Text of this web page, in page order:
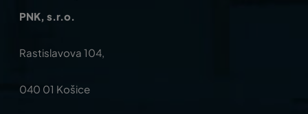
PNK, s.r.o.
Rastislavova 104,
040 01 Košice